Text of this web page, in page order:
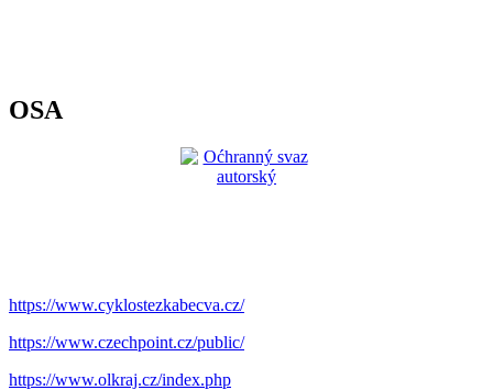
OSA
https://www.cyklostezkabecva.cz/
https://www.czechpoint.cz/public/
https://www.olkraj.cz/index.php